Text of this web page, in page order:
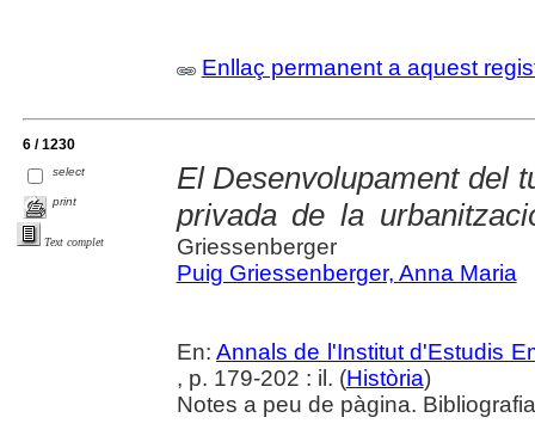
Enllaç permanent a aquest
6 / 1230
select
print
Text complet
El Desenvolupament del
privada de la
Griessenberger
Puig Griessenberger, Anna Maria
En:Annals de l'Institut d'Estudis
, p. 179-202 : il. (Història)
Notes a peu de pàgina.